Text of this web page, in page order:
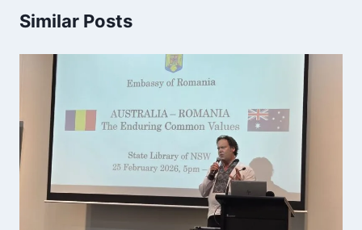
Similar Posts